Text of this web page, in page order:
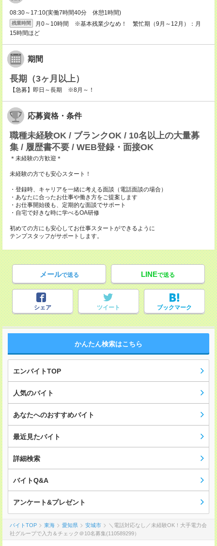
08:30～17:10(実働7時間40分 休憩1時間)
残業時間
月0～10時間 ※基本残業少なめ！ 繁忙期（9月～12月）：月
15時間ほど
期間
長期（3ヶ月以上）
【急募】即日～長期 ※8月～！
応募資格・条件
職種未経験OK / ブランクOK / 10名以上の大量募
集 / 履歴書不要 / WEB登録・面接OK
＊未経験の方歓迎＊
未経験の方でも安心スタート！
・登録時、キャリアを一緒に考える面談（電話面談の場合）
・あなたに合ったお仕事や働き方をご提案します
・お仕事開始後も、定期的な面談でサポート
・自宅で好きな時に学べるOA研修
初めての方にも安心してお仕事スタートができるように
テンプスタッフがサポートします。
メールで送る LINEで送る
シェア ツイート ブックマーク
かんたん検索はこちら
エンバイトTOP
人気のバイト
あなたへのおすすめバイト
最近見たバイト
詳細検索
バイトQ&A
アンケート&プレゼント
バイトTOP 東海 愛知県 安城市
＼電話対応なし／未経験OK！大手電力会
社グループで入力＆チェック＠10名募集(110589299）